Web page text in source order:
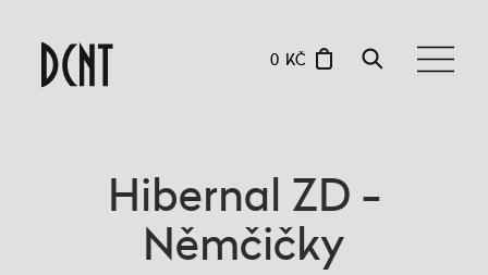
0 KČ
Hibernal ZD -
Němčičky